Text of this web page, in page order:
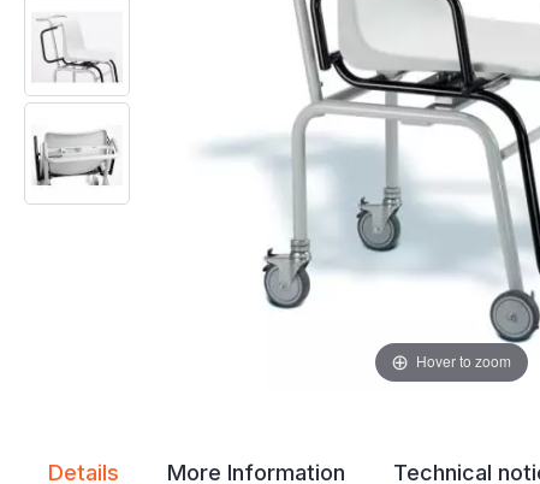
Hover to zoom
Details More Information Technical